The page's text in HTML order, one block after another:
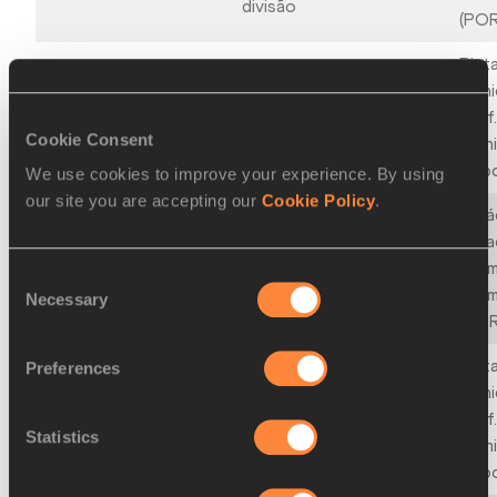
Cookie Consent
We use cookies to improve your experience. By using
our site you are accepting our Cookie Policy.
Selection
Necessary
Preferences
Statistics
divisão
Nacional de
Clubes - 3ª
divisão
Meeting
Falagueira
Athletics